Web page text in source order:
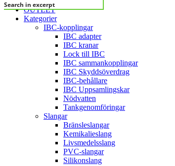
Search in excerpt
OUTLET
Kategorier
IBC-kopplingar
IBC adapter
IBC kranar
Lock till IBC
IBC sammankopplingar
IBC Skyddsöverdrag
IBC-behållare
IBC Uppsamlingskar
Nödvatten
Tankgenomföringar
Slangar
Bränsleslangar
Kemikalieslang
Livsmedelsslang
PVC-slangar
Silikonslang